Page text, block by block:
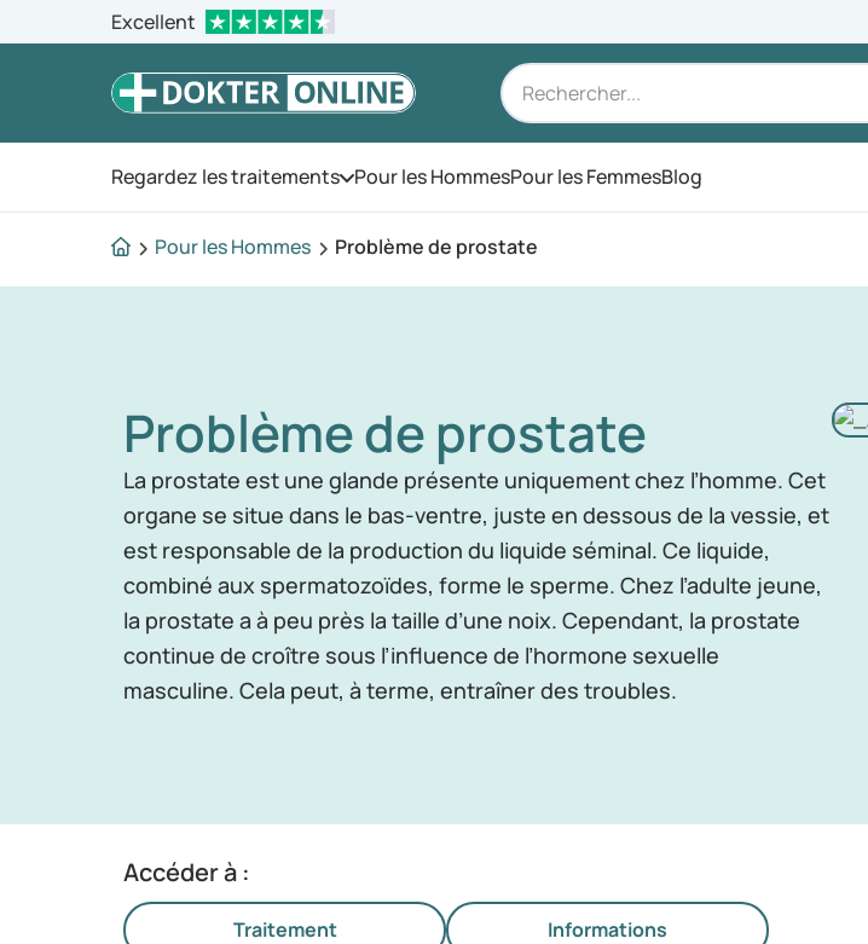
Excellent
Regardez les traitementsOuvrez le menu
Pour les HommesPour les FemmesBlog
Pour les Hommes Problème de prostate
Problème de prostate
La prostate est une glande présente uniquement chez l’homme. Cet
organe se situe dans le bas-ventre, juste en dessous de la vessie, et
est responsable de la production du liquide séminal. Ce liquide,
combiné aux spermatozoïdes, forme le sperme. Chez l’adulte jeune,
la prostate a à peu près la taille d’une noix. Cependant, la prostate
continue de croître sous l’influence de l’hormone sexuelle
masculine. Cela peut, à terme, entraîner des troubles.
Accéder à :
Traitement Informations